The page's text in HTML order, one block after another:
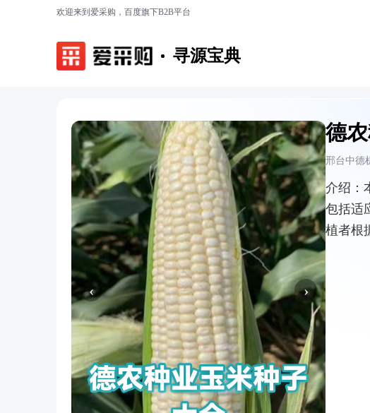
欢迎来到爱采购，百度旗下B2B平台
寻源宝典
‹ ›
德
邢台中德
介绍：
包括适
植者根